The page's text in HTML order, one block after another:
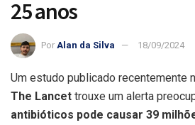
25 anos
Por Alan da Silva 18/09/2024
Um estudo publicado recentemente
The Lancet trouxe um alerta
antibióticos pode causar 39